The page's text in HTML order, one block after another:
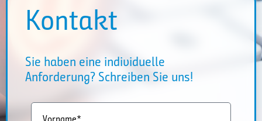
Kontakt
Sie haben eine individuelle
Anforderung? Schreiben Sie uns!